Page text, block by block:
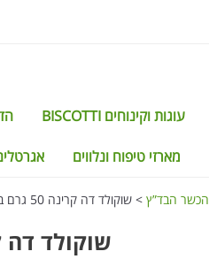
עוגות וקינוחים BISCOTTI
מארזי טיפוח ונלווים
> שוקולד דה קרינה 50 גרם בהכשר הבד”ץ
שוקולד דה קרינה 50